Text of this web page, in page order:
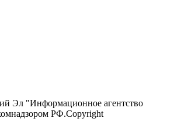
Эл "Информационное агентство
РФ.Copyright